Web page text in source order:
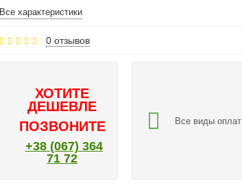
Все характеристики
0 отзывов
ХОТИТЕ
ДЕШЕВЛЕ
ПОЗВОНИТЕ
+38 (067) 364
71 72
Все виды оплат